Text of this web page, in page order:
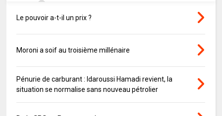
Le pouvoir a-t-il un prix ?
Moroni a soif au troisième millénaire
Pénurie de carburant : Idaroussi Hamadi revient, la
situation se normalise sans nouveau pétrolier